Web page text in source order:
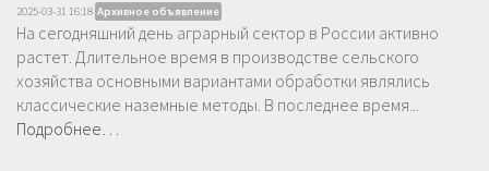
2025-03-31 16:18 Архивное объявление
На сегодняшний день аграрный сектор в России активно
растет. Длительное время в производстве сельского
хозяйства основными вариантами обработки являлись
классические наземные методы. В последнее время...
Подробнее…